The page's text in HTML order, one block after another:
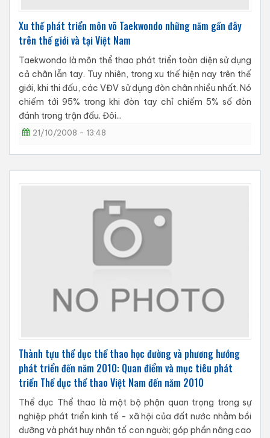
Xu thế phát triển môn võ Taekwondo những năm gần đây
trên thế giới và tại Việt Nam
Taekwondo là môn thể thao phát triển toàn diện sử dụng
cả chân lẫn tay. Tuy nhiên, trong xu thế hiện nay trên thế
giới, khi thi đấu, các VĐV sử dụng đòn chân nhiều nhất. Nó
chiếm tới 95% trong khi đòn tay chỉ chiếm 5% số đòn
đánh trong trận đấu. Đôi...
21/10/2008 - 13:48
Thành tựu thể dục thể thao học đường và phương hướng
phát triển đến năm 2010: Quan điểm và mục tiêu phát
triển Thể dục thể thao Việt Nam đến năm 2010
Thể dục Thể thao là một bộ phận quan trọng trong sự
nghiệp phát triển kinh tế - xã hội của đất nước nhằm bồi
dưỡng và phát huy nhân tố con người; góp phần nâng cao